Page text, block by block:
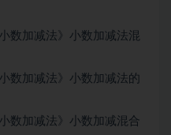
数加减法》小数加减法混
数加减法》小数加减法的
数加减法》小数加减混合